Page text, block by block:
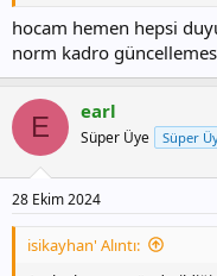
hocam hemen hepsi
norm kadro
E earl
Süper Üye Süper
28 Ekim 2024
isikayhan' Alıntı: